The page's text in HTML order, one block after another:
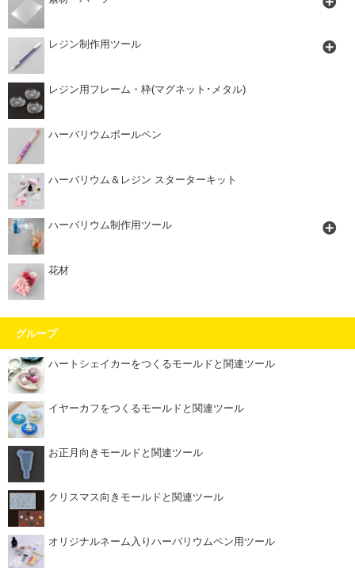
レジン制作用ツール
レジン用フレーム・枠(マグネット･メタル)
ハーバリウムボールペン
ハーバリウム＆レジン スターターキット
ハーバリウム制作用ツール
花材
グループ
ハートシェイカーをつくるモールドと関連ツール
イヤーカフをつくるモールドと関連ツール
お正月向きモールドと関連ツール
クリスマス向きモールドと関連ツール
オリジナルネーム入りハーバリウムペン用ツール